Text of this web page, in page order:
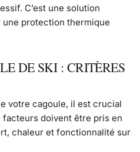
C’est une solution
protection thermique
DE SKI : CRITÈRES
votre cagoule, il est crucial
doivent être pris en
chaleur et fonctionnalité sur